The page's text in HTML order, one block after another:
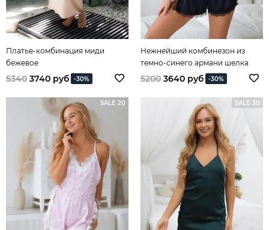
Платье-комбинация миди
бежевое
5340 3740 руб -30%
Нежнейший комбинезон из
темно-синего армани шелка
5200 3640 руб -30%
SALE 20 SALE 30